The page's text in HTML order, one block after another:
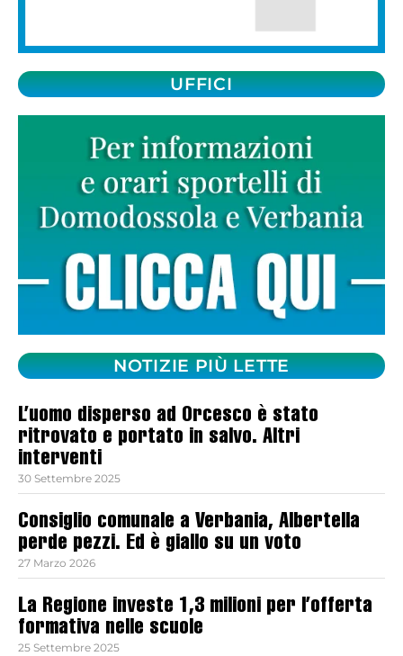
UFFICI
NOTIZIE PIÙ LETTE
L’uomo disperso ad Orcesco è stato
ritrovato e portato in salvo. Altri
interventi
30 Settembre 2025
Consiglio comunale a Verbania, Albertella
perde pezzi. Ed è giallo su un voto
27 Marzo 2026
La Regione investe 1,3 milioni per l’offerta
formativa nelle scuole
25 Settembre 2025